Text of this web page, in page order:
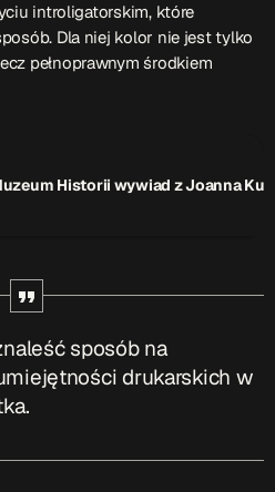
introligatorskim, które
Dla niej kolor nie jest tylko
pełnoprawnym środkiem
sposób na
drukarskich w